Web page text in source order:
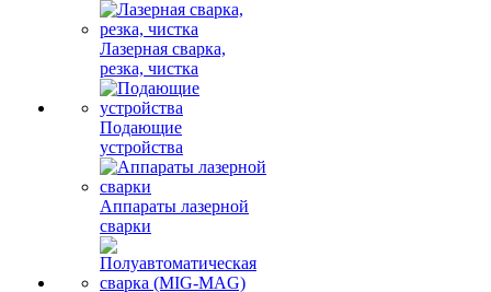
Лазерная сварка,
резка, чистка
Подающие
устройства
Аппараты лазерной
сварки